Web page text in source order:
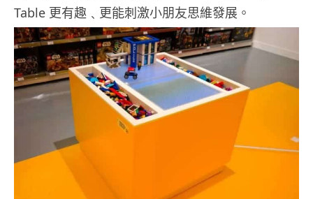
Table 更有趣﹑更能刺激小朋友思維發展。